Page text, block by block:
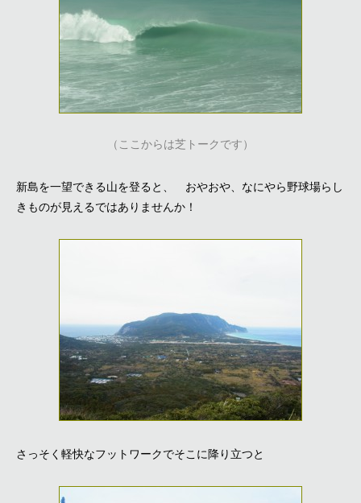
（ここからは芝トークです）
新島を一望できる山を登ると、 おやおや、なにやら野球場らし
きものが見えるではありませんか！
さっそく軽快なフットワークでそこに降り立つと